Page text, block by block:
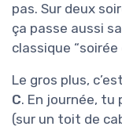
pas. Sur deux
ça passe aussi
classique “soirée
Le gros plus,
C. En journée, tu
(sur un toit de